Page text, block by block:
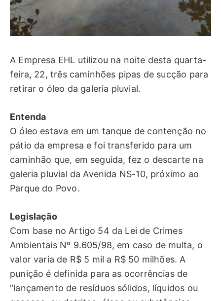
A Empresa EHL utilizou na noite desta quarta-
feira, 22, três caminhões pipas de sucção para
retirar o óleo da galeria pluvial.
Entenda
O óleo estava em um tanque de contenção no
pátio da empresa e foi transferido para um
caminhão que, em seguida, fez o descarte na
galeria pluvial da Avenida NS-10, próximo ao
Parque do Povo.
Legislação
Com base no Artigo 54 da Lei de Crimes
Ambientais Nº 9.605/98, em caso de multa, o
valor varia de R$ 5 mil a R$ 50 milhões. A
punição é definida para as ocorrências de
“lançamento de resíduos sólidos, líquidos ou